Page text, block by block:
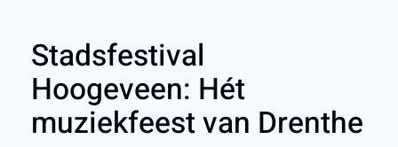
Stadsfestival
Hoogeveen: Hét
muziekfeest van Drenthe